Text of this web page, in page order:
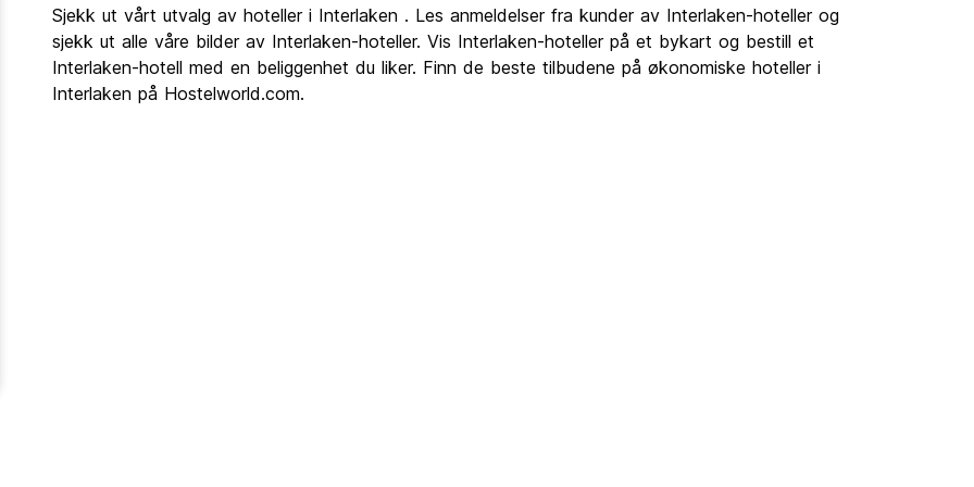
Sjekk ut vårt utvalg av hoteller i Interlaken . Les anmeldelser fra kunder av Interlaken-hoteller og
sjekk ut alle våre bilder av Interlaken-hoteller. Vis Interlaken-hoteller på et bykart og bestill et
Interlaken-hotell med en beliggenhet du liker. Finn de beste tilbudene på økonomiske hoteller i
Interlaken på Hostelworld.com.